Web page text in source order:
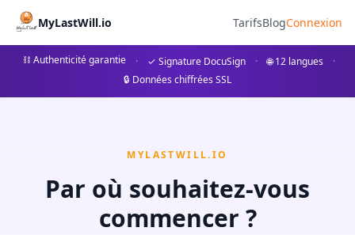
MyLastWill.io TarifsBlogConnexion
⛓ Authenticité garantie · ✓ Signature DocuSign · 🌐 12 langues
·
🔒 Données chiffrées SSL
MYLASTWILL.IO
Par où souhaitez-vous
commencer ?
Trauerfeier organisieren:
Erfahren Sie, wie Sie eine Trauerfeier planen: Von
## Ein Leitfaden zur Organisation einer Trauerfeier Die